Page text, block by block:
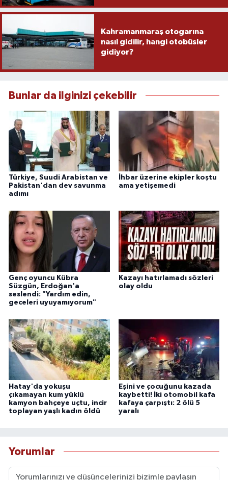
Kahramanmaraş otogarına
nasıl gidilir, hangi otobüsler
gidiyor?
Bunlar da ilginizi çekebilir
Türkiye, Suudi Arabistan ve
Pakistan'dan dev savunma
adımı
İhbar üzerine ekipler koştu
ama yetişemedi
Genç oyuncu Kübra
Süzgün, Erdoğan'a
seslendi: "Yardım edin,
geceleri uyuyamıyorum"
Kazayı hatırlamadı sözleri
olay oldu
Hatay'da yokuşu
çıkamayan kum yüklü
kamyon bahçeye uçtu, incir
toplayan yaşlı kadın öldü
Eşini ve çocuğunu kazada
kaybetti! İki otomobil kafa
kafaya çarpıştı: 2 ölü 5
yaralı
Yorumlar